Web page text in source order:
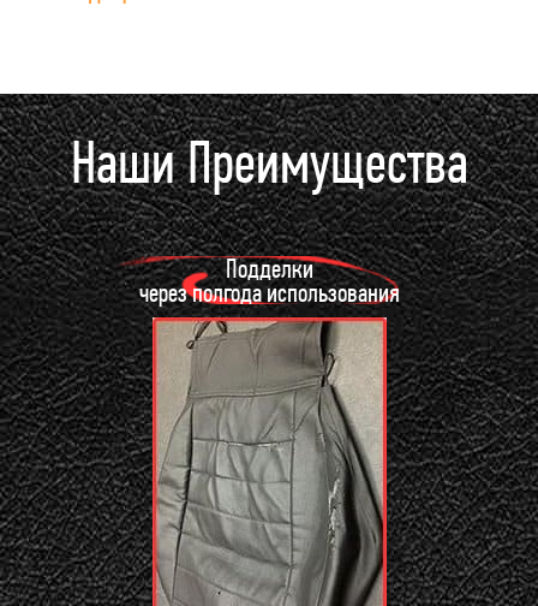
Наши Преимущества
Подделки
через полгода использования